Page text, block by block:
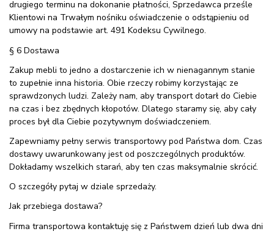
drugiego terminu na dokonanie płatności, Sprzedawca prześle
Klientowi na Trwałym nośniku oświadczenie o odstąpieniu od
umowy na podstawie art. 491 Kodeksu Cywilnego.
§ 6 Dostawa
Zakup mebli to jedno a dostarczenie ich w nienagannym stanie
to zupełnie inna historia. Obie rzeczy robimy korzystając ze
sprawdzonych ludzi. Zależy nam, aby transport dotarł do Ciebie
na czas i bez zbędnych kłopotów. Dlatego staramy się, aby cały
proces był dla Ciebie pozytywnym doświadczeniem.
Zapewniamy pełny serwis transportowy pod Państwa dom. Czas
dostawy uwarunkowany jest od poszczególnych produktów.
Dokładamy wszelkich starań, aby ten czas maksymalnie skrócić.
O szczegóły pytaj w dziale sprzedaży.
Jak przebiega dostawa?
Firma transportowa kontaktuję się z Państwem dzień lub dwa dni